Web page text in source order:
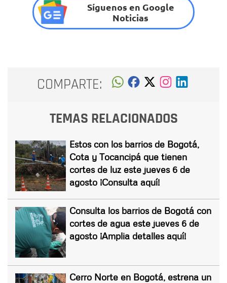
Síguenos en Google
Noticias
COMPARTE:
TEMAS RELACIONADOS
Estos con los barrios de Bogotá,
Cota y Tocancipá que tienen
cortes de luz este jueves 6 de
agosto ¡Consulta aquí!
Consulta los barrios de Bogotá con
cortes de agua este jueves 6 de
agosto ¡Amplia detalles aquí!
Cerro Norte en Bogotá, estrena un